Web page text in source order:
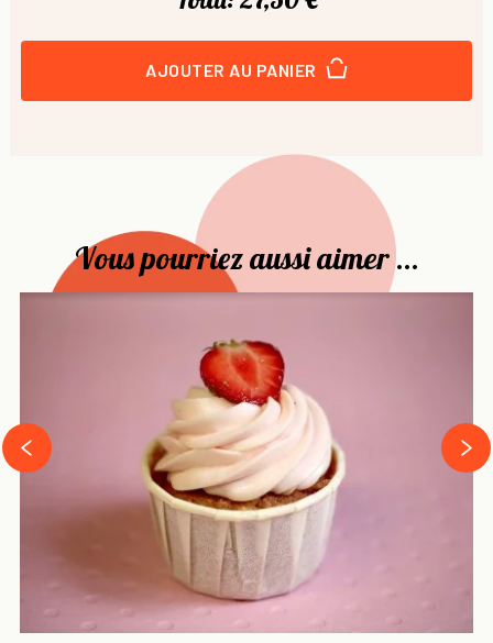
AJOUTER AU PANIER
Vous pourriez aussi aimer ...
‹
›